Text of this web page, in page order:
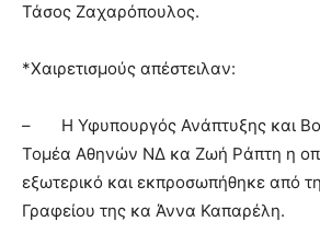
Τάσος Ζαχαρόπουλος.
*Χαιρετισμούς απέστειλαν:
– H Υφυπουργός Ανάπτυξης και
Τομέα Αθηνών ΝΔ κα Ζωή Ράπτη η
εξωτερικό και εκπροσωπήθηκε από
Γραφείου της κα Άννα Καπαρέλη.